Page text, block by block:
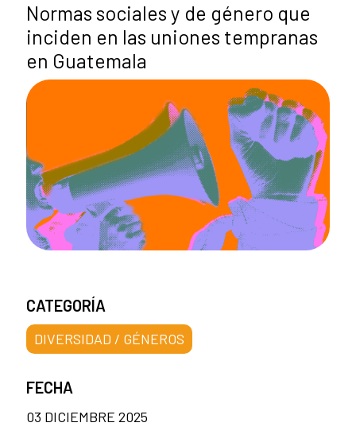
Normas sociales y de género que
inciden en las uniones tempranas
en Guatemala
CATEGORÍA
DIVERSIDAD / GÉNEROS
FECHA
03 DICIEMBRE 2025